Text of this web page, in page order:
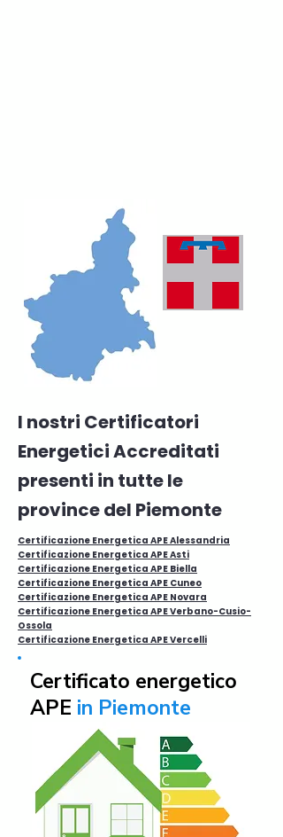
I nostri Certificatori
Energetici Accreditati
presenti in tutte le
province del Piemonte
Certificazione Energetica APE Alessandria
Certificazione Energetica APE Asti
Certificazione Energetica APE Biella
Certificazione Energetica APE Cuneo
Certificazione Energetica APE Novara
Certificazione Energetica APE Verbano-Cusio-
Ossola
Certificazione Energetica APE Vercelli
Certificato energetico
APE in Piemonte